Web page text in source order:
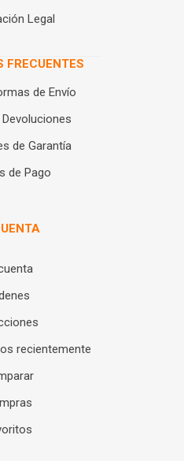
Legal
FRECUENTES
de Envío
de Garantía
de Pago
recientemente